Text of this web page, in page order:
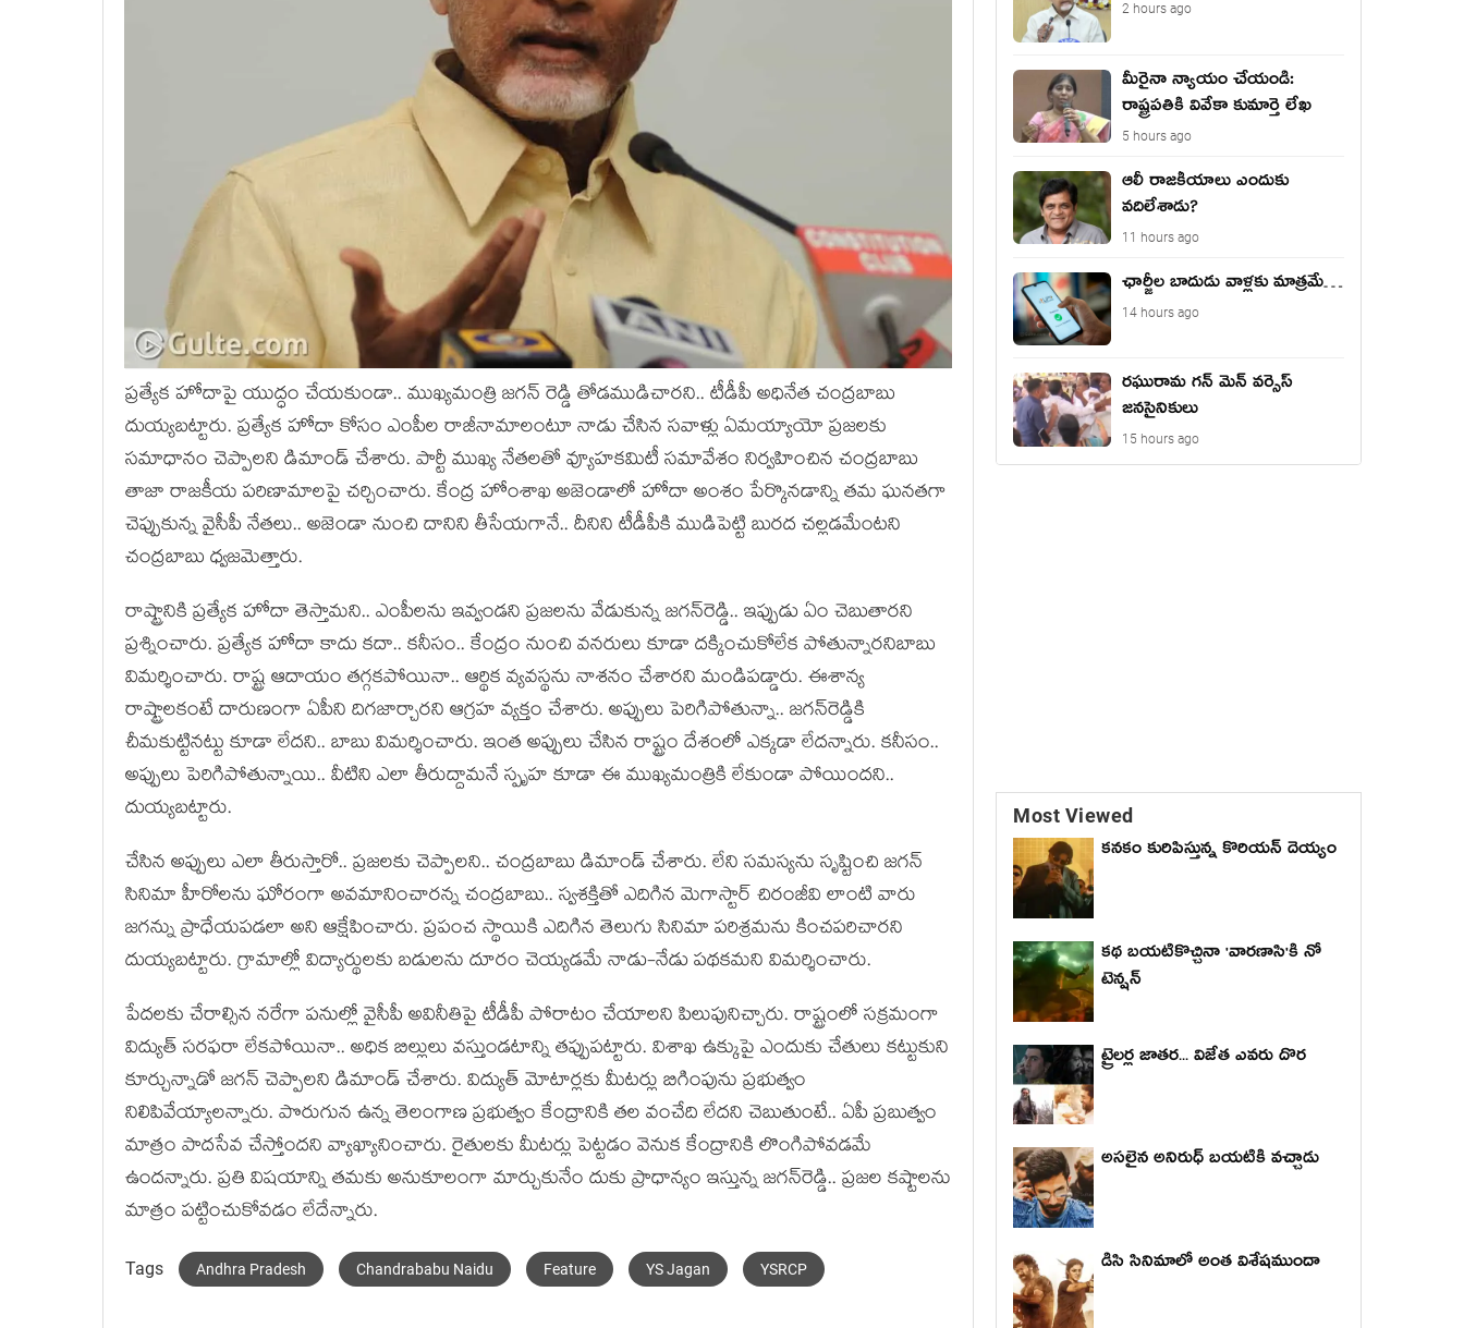
ప్రత్యేక హోదాపై యుద్ధం చేయకుండా.. ముఖ్యమంత్రి జగన్ రెడ్డి తోడ‌ముడిచార‌ని.. టీడీపీ అధినేత చంద్రబాబు
దుయ్య‌బ‌ట్టారు. ప్రత్యేక హోదా కోసం ఎంపీల రాజీనామాలంటూ నాడు చేసిన సవాళ్లు ఏమయ్యాయో ప్రజలకు
సమాధానం చెప్పాలని డిమాండ్ చేశారు. పార్టీ ముఖ్య నేతలతో వ్యూహకమిటీ సమావేశం నిర్వహించిన చంద్రబాబు
తాజా రాజకీయ పరిణామాలపై చర్చించారు. కేంద్ర హోంశాఖ అజెండాలో హోదా అంశం పేర్కొన‌డాన్ని తమ ఘనతగా
చెప్పుకున్న వైసీపీ నేతలు.. అజెండా నుంచి దానిని తీసేయ‌గానే.. దీనిని టీడీపీకి ముడిపెట్టి బురద చల్లడమేంటని
చంద్రబాబు ధ్వజమెత్తారు.
రాష్ట్రానికి ప్ర‌త్యేక హోదా తెస్తామ‌ని.. ఎంపీల‌ను ఇవ్వండ‌ని ప్ర‌జ‌ల‌ను వేడుకున్న జ‌గ‌న్‌రెడ్డి.. ఇప్పుడు ఏం చెబుతార‌ని
ప్ర‌శ్నించారు. ప్ర‌త్యేక హోదా కాదు క‌దా.. క‌నీసం.. కేంద్రం నుంచి వ‌న‌రులు కూడా ద‌క్కించుకోలేక పోతున్నార‌నిబాబు
విమ‌ర్శించారు. రాష్ట్ర ఆదాయం తగ్గకపోయినా.. ఆర్థిక వ్యవస్థను నాశనం చేశారని మండిపడ్డారు. ఈశాన్య
రాష్ట్రాలకంటే దారుణంగా ఏపీని దిగజార్చారని ఆగ్రహ వ్యక్తం చేశారు. అప్పులు పెరిగిపోతున్నా.. జ‌గ‌న్‌రెడ్డికి
చీమ‌కుట్టిన‌ట్టు కూడా లేద‌ని.. బాబు విమ‌ర్శించారు. ఇంత అప్పులు చేసిన రాష్ట్రం దేశంలో ఎక్క‌డా లేద‌న్నారు. క‌నీసం..
అప్పులు పెరిగిపోతున్నాయి.. వీటిని ఎలా తీరుద్దామ‌నే స్పృహ కూడా ఈ ముఖ్య‌మంత్రికి లేకుండా పోయింద‌ని..
దుయ్య‌బట్టారు.
చేసిన అప్పులు ఎలా తీరుస్తారో.. ప్ర‌జ‌ల‌కు చెప్పాల‌ని.. చంద్ర‌బాబు డిమాండ్ చేశారు. లేని సమస్యను సృష్టించి జగన్
సినిమా హీరోలను ఘోరంగా అవమానించారన్న చంద్రబాబు.. స్వశక్తితో ఎదిగిన మెగాస్టార్ చిరంజీవి లాంటి వారు
జగన్ను ప్రాధేయపడలా అని ఆక్షేపించారు. ప్రపంచ స్థాయికి ఎదిగిన తెలుగు సినిమా పరిశ్రమను కించపరిచారని
దుయ్యబట్టారు. గ్రామాల్లో విద్యార్థులకు బడులను దూరం చెయ్యడమే నాడు-నేడు పథకమని విమర్శించారు.
పేదలకు చేరాల్సిన నరేగా పనుల్లో వైసీపీ అవినీతిపై టీడీపీ పోరాటం చేయాలని పిలుపునిచ్చారు. రాష్ట్రంలో సక్రమంగా
విద్యుత్ సరఫరా లేకపోయినా.. అధిక బిల్లులు వస్తుండటాన్ని తప్పుపట్టారు. విశాఖ ఉక్కుపై ఎందుకు చేతులు కట్టుకుని
కూర్చున్నాడో జగన్ చెప్పాలని డిమాండ్ చేశారు. విద్యుత్ మోటార్లకు మీటర్లు బిగింపును ప్రభుత్వం
నిలిపివేయ్యాలన్నారు. పొరుగున ఉన్న తెలంగాణ ప్ర‌భుత్వం కేంద్రానికి త‌ల వంచేది లేద‌ని చెబుతుంటే.. ఏపీ ప్ర‌బుత్వం
మాత్రం పాద‌సేవ చేస్తోంద‌ని వ్యాఖ్యానించారు. రైతుల‌కు మీట‌ర్లు పెట్ట‌డం వెనుక కేంద్రానికి లొంగిపోవ‌డ‌మే
ఉంద‌న్నారు. ప్ర‌తి విష‌యాన్ని త‌మ‌కు అనుకూలంగా మార్చుకునేం దుకు ప్రాధాన్యం ఇస్తున్న జ‌గ‌న్‌రెడ్డి.. ప్ర‌జ‌ల క‌ష్టాల‌ను
మాత్రం ప‌ట్టించుకోవ‌డం లేదేన్నారు.
Tags Andhra Pradesh Chandrababu Naidu Feature YS Jagan YSRCP
2 hours ago
మీరైనా న్యాయం చేయండి:
రాష్ట్ర‌ప‌తికి వివేకా కుమార్తె లేఖ‌
5 hours ago
ఆలీ రాజకీయాలు ఎందుకు
వదిలేశాడు?
11 hours ago
ఛార్జీల బాదుడు వాళ్లకు మాత్రమే…
14 hours ago
రఘురామ గన్ మెన్ వర్సెస్
జనసైనికులు
15 hours ago
Most Viewed
కనకం కురిపిస్తున్న కొరియన్ దెయ్యం
కథ బయటికొచ్చినా 'వారణాసి'కి నో
టెన్షన్
ట్రైలర్ల జాతర... విజేత ఎవరు దొర
అసలైన అనిరుధ్ బయటికి వచ్చాడు
డిసి సినిమాలో అంత విశేషముందా